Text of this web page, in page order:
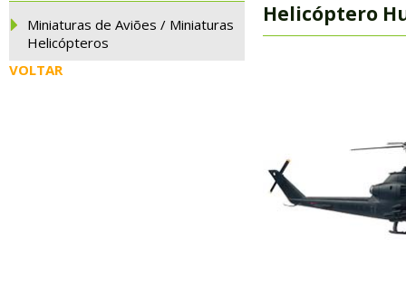
Miniaturas de Aviões / Miniaturas
Helicópteros
VOLTAR
Helicóptero